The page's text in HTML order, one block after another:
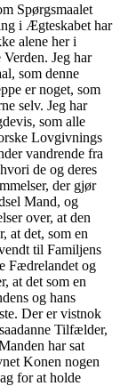
Spørgsmaalet
i Ægteskabet har
alene her i
Jeg har
som denne
er noget, som
selv. Jeg har
som alle
Lovgivnings
vandrende fra
de og deres
der gjør
Mand, og
over, at den
at det, som en
til Familjens
Fædrelandet og
at det som en
og hans
Der er vistnok
Tilfælder,
har sat
Konen nogen
for at holde